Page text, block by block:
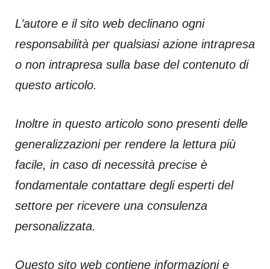
L’autore e il sito web declinano ogni
responsabilità per qualsiasi azione intrapresa
o non intrapresa sulla base del contenuto di
questo articolo.
Inoltre in questo articolo sono presenti delle
generalizzazioni per rendere la lettura più
facile, in caso di necessità precise è
fondamentale contattare degli esperti del
settore per ricevere una consulenza
personalizzata.
Questo sito web contiene informazioni e